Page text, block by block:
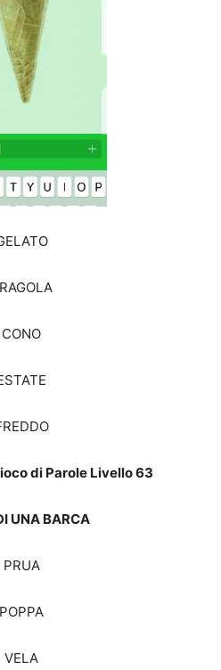
CONO
di Parole Livello 63
UNA BARCA
PRUA
POPPA
VELA